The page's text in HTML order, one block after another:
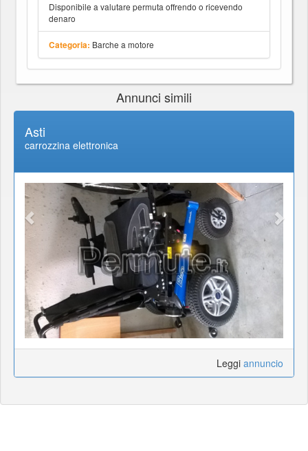
Disponibile a valutare permuta offrendo o ricevendo
denaro
Categoria: Barche a motore
Annunci simili
Asti
carrozzina elettronica
Leggi annuncio